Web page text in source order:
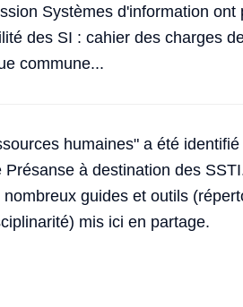
Systèmes d'information ont
des SI : cahier des charges
commune...
humaines" a été
à destination des
guides et outils
mis ici en partage.